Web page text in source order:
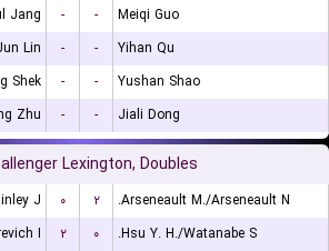
Jang
- -
Meiqi Guo
Lin
- -
Yihan Qu
Shek
- -
Yushan Shao
Zhu
- - Jiali Dong
Lexington, Doubles
J. ۰ ۲
Arseneault M./Arseneault N.
I.
۲ ۰
Hsu Y. H./Watanabe S.